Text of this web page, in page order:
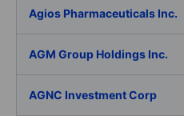
Agios Pharmaceuticals Inc.
AGM Group Holdings Inc.
AGNC Investment Corp